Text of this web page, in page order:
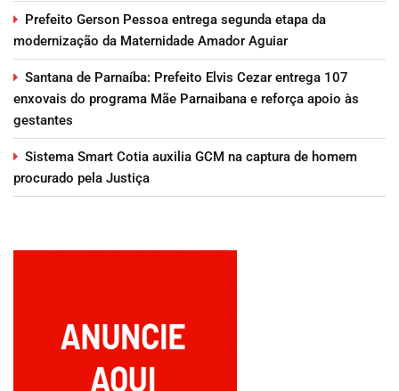
Prefeito Gerson Pessoa entrega segunda etapa da
modernização da Maternidade Amador Aguiar
Santana de Parnaíba: Prefeito Elvis Cezar entrega 107
enxovais do programa Mãe Parnaibana e reforça apoio às
gestantes
Sistema Smart Cotia auxilia GCM na captura de homem
procurado pela Justiça